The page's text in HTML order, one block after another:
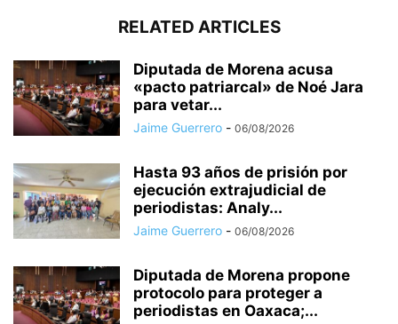
RELATED ARTICLES
Diputada de Morena acusa
«pacto patriarcal» de Noé Jara
para vetar...
Jaime Guerrero - 06/08/2026
Hasta 93 años de prisión por
ejecución extrajudicial de
periodistas: Analy...
Jaime Guerrero - 06/08/2026
Diputada de Morena propone
protocolo para proteger a
periodistas en Oaxaca;...